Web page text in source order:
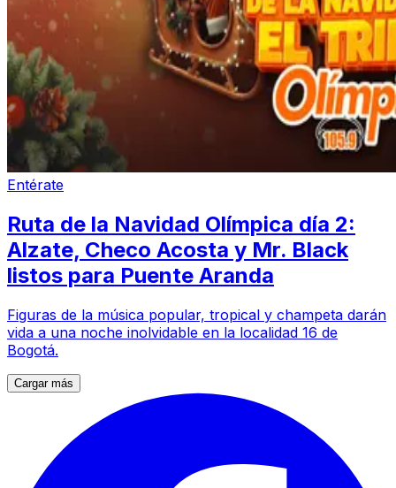
Entérate
Ruta de la Navidad Olímpica día 2:
Alzate, Checo Acosta y Mr. Black
listos para Puente Aranda
Figuras de la música popular, tropical y champeta darán
vida a una noche inolvidable en la localidad 16 de
Bogotá.
Cargar más